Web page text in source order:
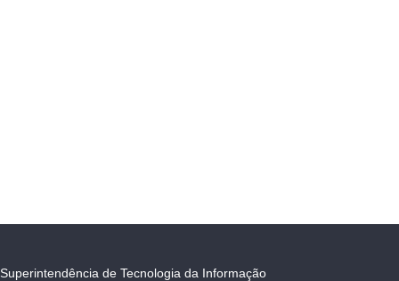
Superintendência de Tecnologia da Informação